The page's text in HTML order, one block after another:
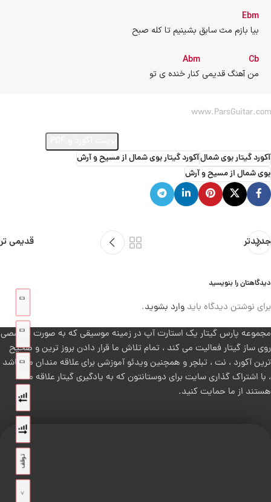
Ebm
بیا بازم مث سابق بشینیم تا کله صبح
Abm
Cb
من آهنگ قدیمی کنار خنده ی تو
www.ParsGuitar.com
آکورد گیتار بوی شمالآکورد گیتار بوی شمال از مسیح و آرش
بوی شمال از مسیح و آرش
جدیدتر قدیمی تر
دیدگاهتان را بنویسید
برای نوشتن دیدگاه باید وارد بشوید.
توقف
>
مجموعه پارس گیتار یک استارت آپ در زمینه موسیقی که به صورت تخصصی
روی ساز گیتار فعالیت می کند ، تمام تلاش ما قرار دادن بروز ترین و صحیح
ترین آکورد ، نت ، تبلچر و همچنین ویدئو آموزشی برای علاقه مندان می باشد
، با اشتراک گذاری سایت برای دوستانتون که به یادگیری گیتار علاقه مند
هستند از ما حمایت کنید.